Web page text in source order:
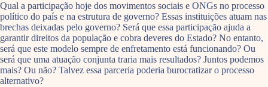
Qual a participação hoje dos movimentos sociais e ONGs no processo
político do país e na estrutura de governo? Essas instituições atuam nas
brechas deixadas pelo governo? Será que essa participação ajuda a
garantir direitos da população e cobra deveres do Estado? No entanto,
será que este modelo sempre de enfretamento está funcionando? Ou
será que uma atuação conjunta traria mais resultados? Juntos podemos
mais? Ou não? Talvez essa parceria poderia burocratizar o processo
alternativo?